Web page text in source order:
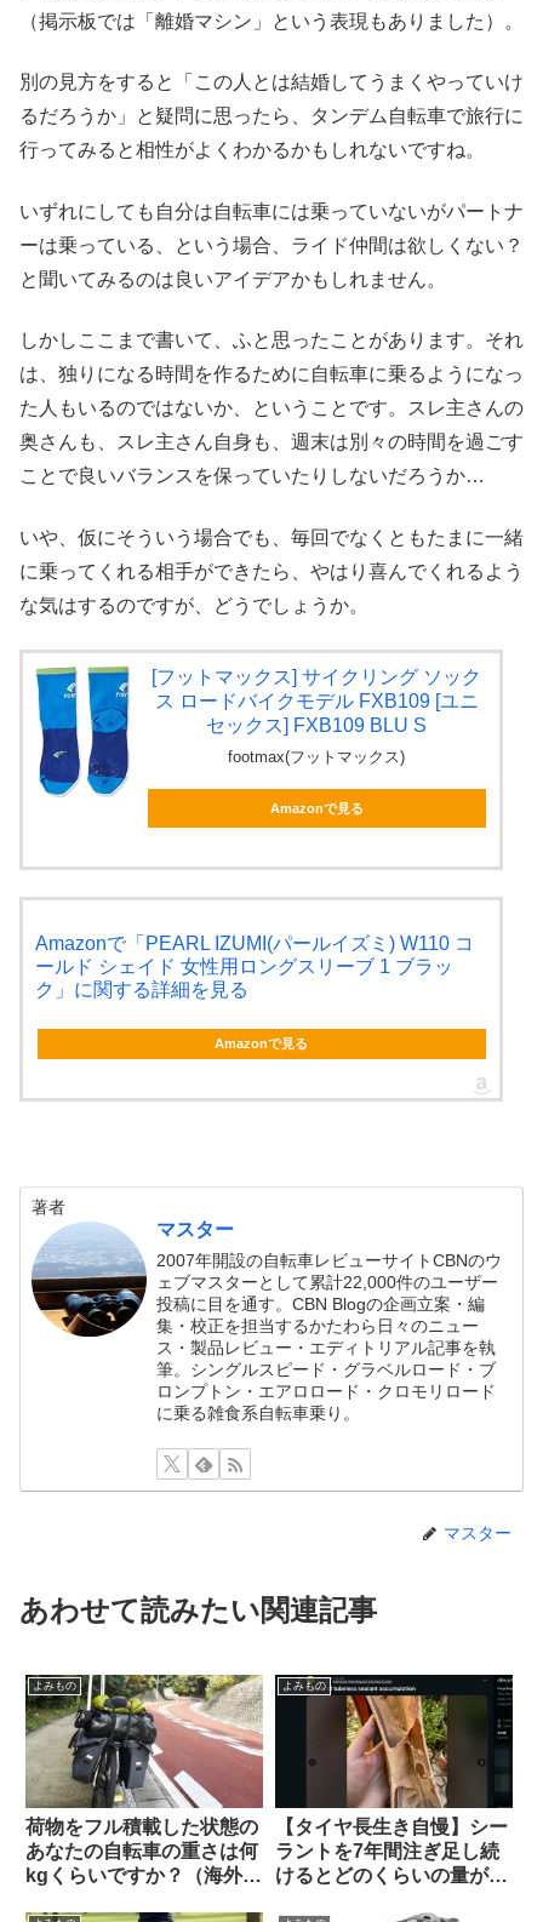
（掲示板では「離婚マシン」という表現もありました）。
別の見方をすると「この人とは結婚してうまくやっていけ
るだろうか」と疑問に思ったら、タンデム自転車で旅行に
行ってみると相性がよくわかるかもしれないですね。
いずれにしても自分は自転車には乗っていないがパートナ
ーは乗っている、という場合、ライド仲間は欲しくない？
と聞いてみるのは良いアイデアかもしれません。
しかしここまで書いて、ふと思ったことがあります。それ
は、独りになる時間を作るために自転車に乗るようになっ
た人もいるのではないか、ということです。スレ主さんの
奥さんも、スレ主さん自身も、週末は別々の時間を過ごす
ことで良いバランスを保っていたりしないだろうか…
いや、仮にそういう場合でも、毎回でなくともたまに一緒
に乗ってくれる相手ができたら、やはり喜んでくれるよう
な気はするのですが、どうでしょうか。
[フットマックス] サイクリング ソック
ス ロードバイクモデル FXB109 [ユニ
セックス] FXB109 BLU S
footmax(フットマックス)
Amazonで見る
Amazonで「PEARL IZUMI(パールイズミ) W110 コ
ールド シェイド 女性用ロングスリーブ 1 ブラッ
ク」に関する詳細を見る
Amazonで見る
著者
マスター
2007年開設の自転車レビューサイトCBNのウ
ェブマスターとして累計22,000件のユーザー
投稿に目を通す。CBN Blogの企画立案・編
集・校正を担当するかたわら日々のニュー
ス・製品レビュー・エディトリアル記事を執
筆。シングルスピード・グラベルロード・ブ
ロンプトン・エアロロード・クロモリロード
に乗る雑食系自転車乗り。
マスター
あわせて読みたい関連記事
よみもの
荷物をフル積載した状態の
あなたの自転車の重さは何
kgくらいですか？（海外掲
よみもの
【タイヤ長生き自慢】シー
ラントを7年間注ぎ足し続
けるとどのくらいの量が溜